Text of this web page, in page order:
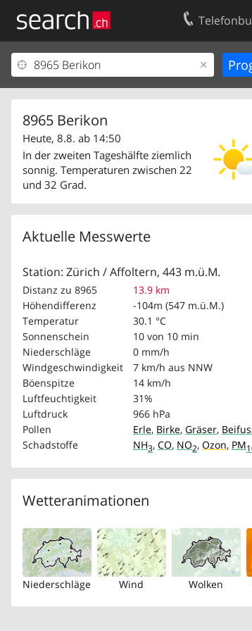
8965 Berikon
Heute, 8.8. ab 14:50
In der zweiten Tageshälfte ziemlich
sonnig. Temperaturen zwischen 22
und 32 Grad.
Aktuelle Messwerte
Station: Zürich / Affoltern, 443 m.ü.M.
Distanz zu 8965
13.9 km
Höhendifferenz
-104m (547 m.ü.M.)
Temperatur
30.1 °C
Sonnenschein
10 von 10 min
Niederschläge
0 mm/h
Windgeschwindigkeit
7 km/h aus NNW
Böenspitze
14 km/h
Luftfeuchtigkeit
31%
Luftdruck
966 hPa
Pollen
Erle, Birke, Gräser,
Schadstoffe
NH3, CO, NO2, Ozon, PM
Wetteranimationen
Niederschläge Wind Wolken
Ihr Eintrag
Kundencenter Geschäftskunden